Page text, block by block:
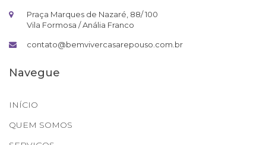
Praça Marques de Nazaré, 88/ 100
Vila Formosa / Anália Franco
contato@bemvivercasarepouso.com.br
Navegue
INÍCIO
QUEM SOMOS